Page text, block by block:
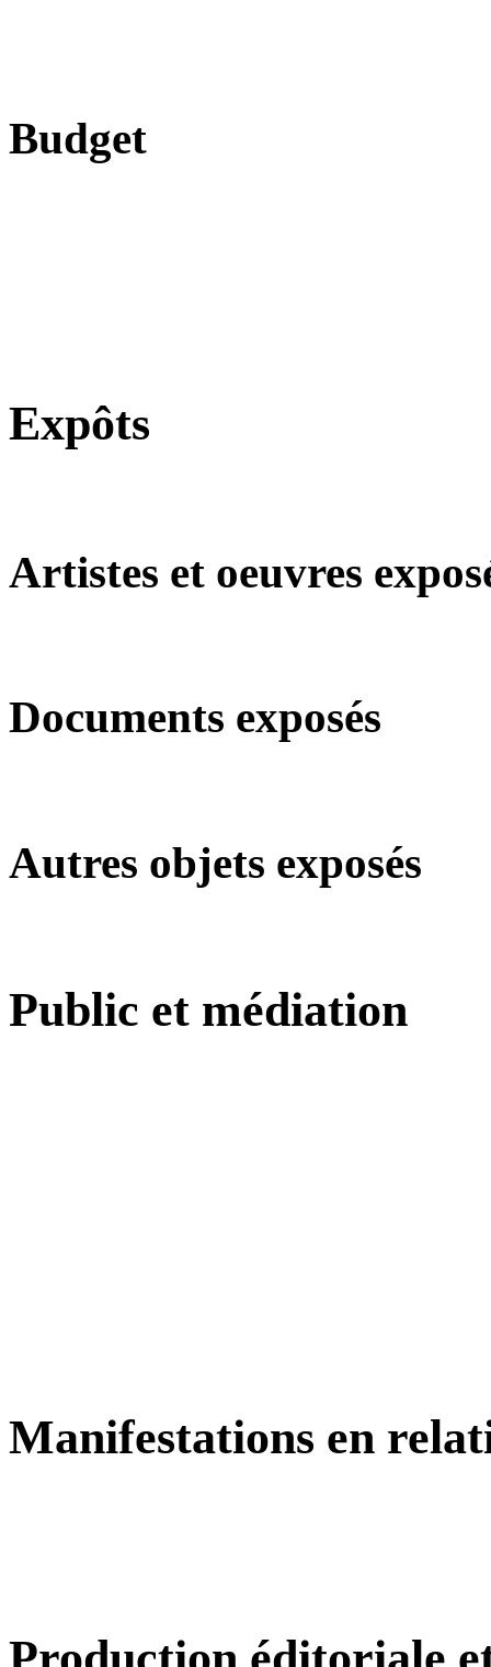
Budget
Expôts
Artistes et oeuvres
Documents exposés
Autres objets exposés
Public et médiation
Manifestations en